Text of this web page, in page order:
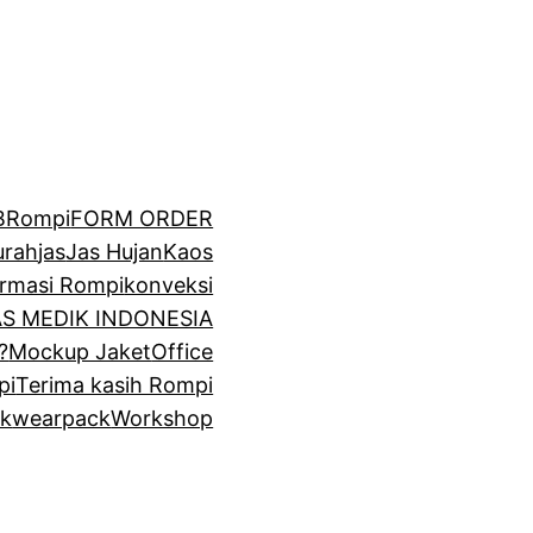
FORM ORDER
jasJas HujanKaos
Rompikonveksi
MEDIK INDONESIA
Mockup JaketOffice
Terima kasih Rompi
wearpackWorkshop